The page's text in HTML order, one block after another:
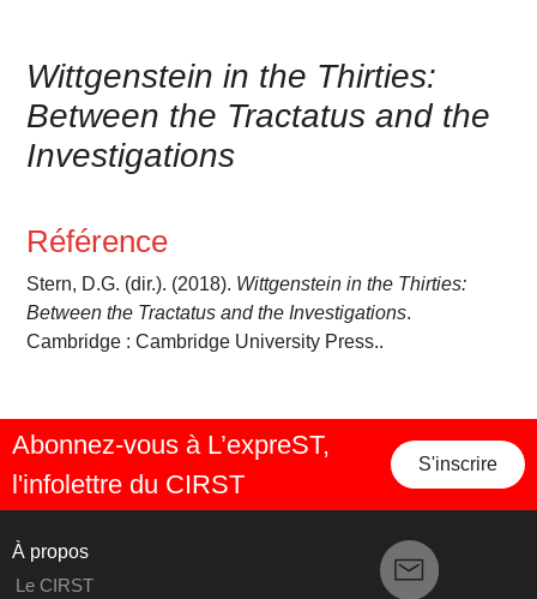
Wittgenstein in the Thirties:
Between the Tractatus and the
Investigations
Référence
Stern, D.G. (dir.). (2018). Wittgenstein in the Thirties:
Between the Tractatus and the Investigations.
Cambridge : Cambridge University Press..
Abonnez-vous à L’expreST,
l'infolettre du CIRST
S'inscrire
À propos
Le CIRST